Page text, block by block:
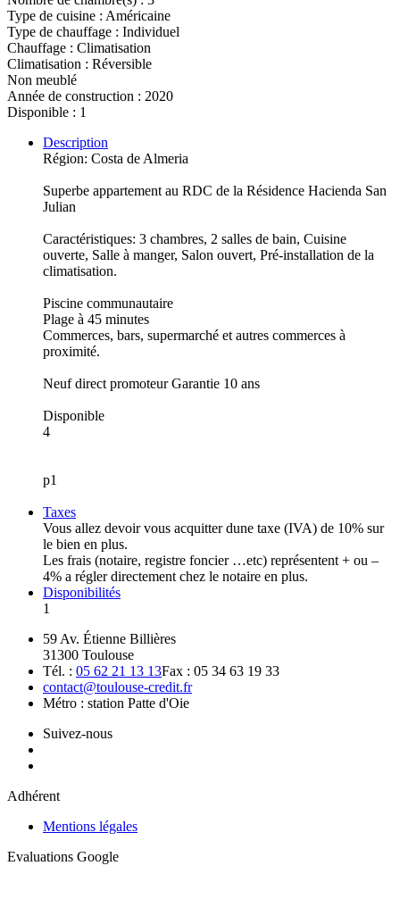
Type de cuisine : Américaine
Type de chauffage : Individuel
Chauffage : Climatisation
Climatisation : Réversible
Non meublé
Année de construction : 2020
Disponible : 1
Description
Région: Costa de Almeria
Superbe appartement au RDC de la Résidence Hacienda San
Julian
Caractéristiques: 3 chambres, 2 salles de bain, Cuisine
ouverte, Salle à manger, Salon ouvert, Pré-installation de la
climatisation.
Piscine communautaire
Plage à 45 minutes
Commerces, bars, supermarché et autres commerces à
proximité.
Neuf direct promoteur Garantie 10 ans
Disponible
4
p1
Taxes
Vous allez devoir vous acquitter dune taxe (IVA) de 10% sur
le bien en plus.
Les frais (notaire, registre foncier …etc) représentent + ou –
4% a régler directement chez le notaire en plus.
Disponibilités
1
59 Av. Étienne Billières
31300 Toulouse
Tél. : 05 62 21 13 13Fax : 05 34 63 19 33
contact@toulouse-credit.fr
Métro : station Patte d'Oie
Suivez-nous
Adhérent
Mentions légales
Evaluations Google